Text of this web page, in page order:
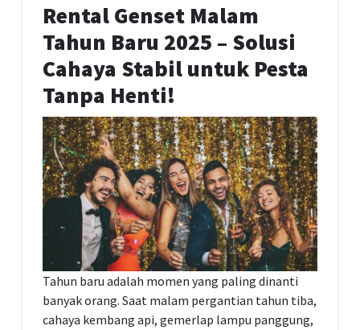
Rental Genset Malam
Tahun Baru 2025 – Solusi
Cahaya Stabil untuk Pesta
Tanpa Henti!
Tahun baru adalah momen yang paling dinanti
banyak orang. Saat malam pergantian tahun tiba,
cahaya kembang api, gemerlap lampu panggung,